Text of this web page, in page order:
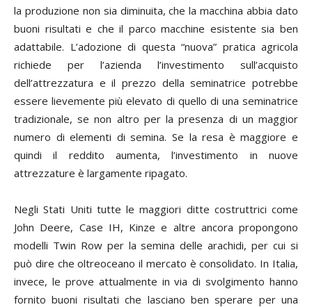
la produzione non sia diminuita, che la macchina abbia dato
buoni risultati e che il parco macchine esistente sia ben
adattabile. L’adozione di questa “nuova” pratica agricola
richiede per l’azienda l’investimento sull’acquisto
dell’attrezzatura e il prezzo della seminatrice potrebbe
essere lievemente più elevato di quello di una seminatrice
tradizionale, se non altro per la presenza di un maggior
numero di elementi di semina. Se la resa è maggiore e
quindi il reddito aumenta, l’investimento in nuove
attrezzature è largamente ripagato.
Negli Stati Uniti tutte le maggiori ditte costruttrici come
John Deere, Case IH, Kinze e altre ancora propongono
modelli Twin Row per la semina delle arachidi, per cui si
può dire che oltreoceano il mercato è consolidato. In Italia,
invece, le prove attualmente in via di svolgimento hanno
fornito buoni risultati che lasciano ben sperare per una